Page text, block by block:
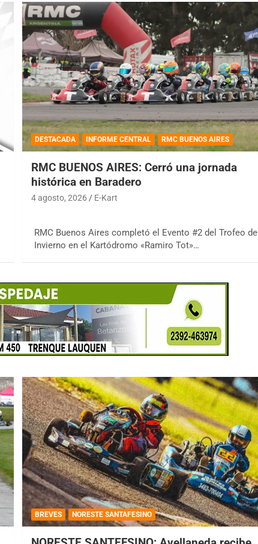
DESTACADA INFORME CENTRAL RMC BUENOS AIRES
RMC BUENOS AIRES: Cerró una jornada
histórica en Baradero
4 agosto, 2026 E-Kart
RMC Buenos Aires completó el Evento #2 del Trofeo de
Invierno en el Kartódromo «Ramiro Tot»…
BREVES NORESTE SANTAFESINO